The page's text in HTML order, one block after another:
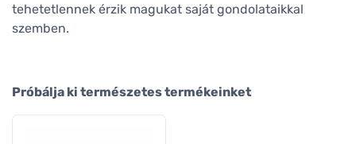
tehetetlennek érzik magukat saját gondolataikkal
szemben.
Próbálja ki természetes termékeinket